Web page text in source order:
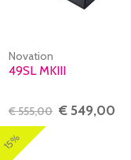
Novation
49SL MKIII
€ 555,00 € 549,00
15%